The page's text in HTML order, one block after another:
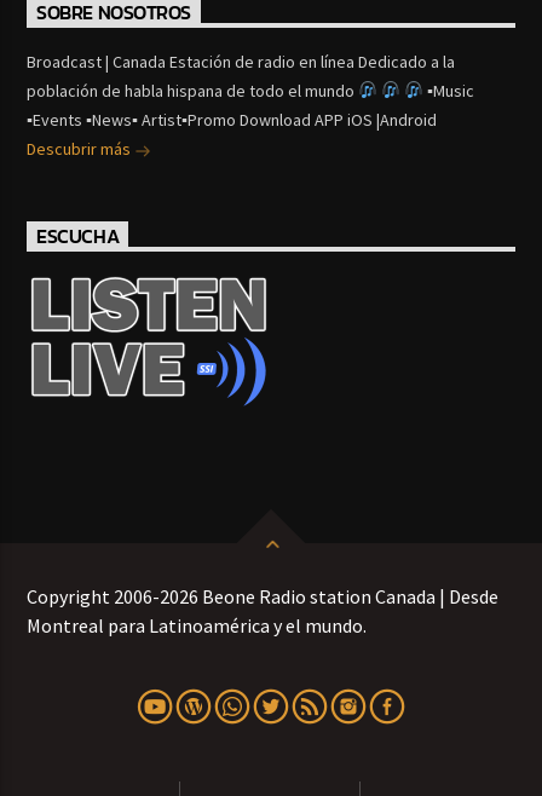
SOBRE NOSOTROS
Broadcast | Canada Estación de radio en línea Dedicado a la
población de habla hispana de todo el mundo
▪Music
▪Events ▪News▪ Artist▪Promo Download APP iOS |Android
Descubrir más
ESCUCHA
Copyright 2006-2026 Beone Radio station Canada | Desde
Montreal para Latinoamérica y el mundo.